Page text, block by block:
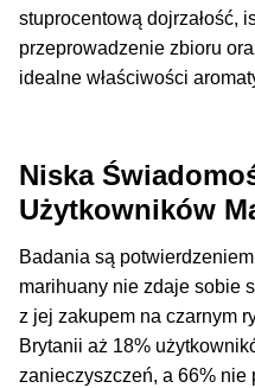
stuprocentową dojrzałość,
przeprowadzenie zbioru
idealne właściwości
Niska
Użytkowników
Badania są
marihuany nie zdaje sobie
z jej zakupem na czarnym
Brytanii aż 18%
zanieczyszczeń, a 66% nie